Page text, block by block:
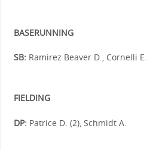
BASERUNNING
SB:Ramirez Beaver D., Cornelli
FIELDING
DP:Patrice D. (2), Schmidt A.